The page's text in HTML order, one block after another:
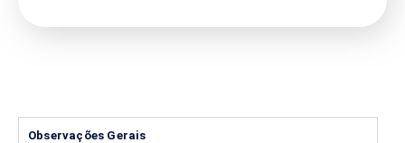
Observações Gerais